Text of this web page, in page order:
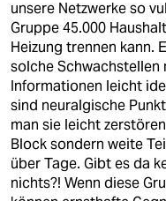
unsere Netzwerke so
Gruppe 45.000
Heizung trennen kann.
solche
Informationen leicht
sind neuralgische
man sie leicht
Block sondern weite
über Tage. Gibt es da
nichts?! Wenn diese